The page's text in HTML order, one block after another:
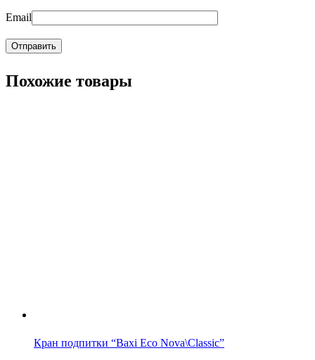
Email
Похожие товары
Кран подпитки “Baxi Eco Nova\Classic”